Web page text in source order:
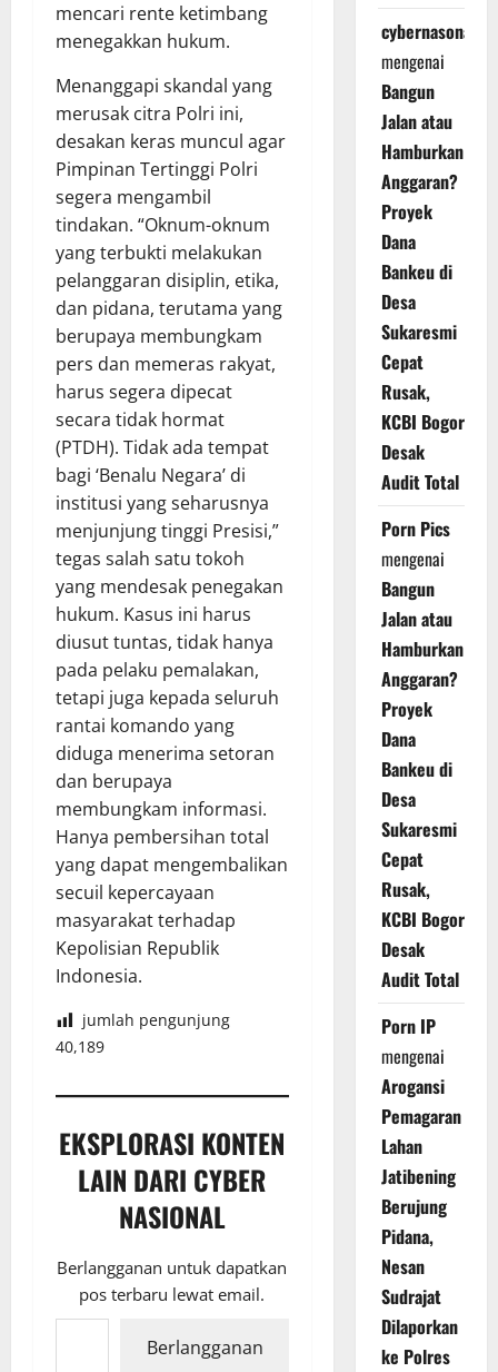
mencari rente ketimbang
menegakkan hukum.
Menanggapi skandal yang
merusak citra Polri ini,
desakan keras muncul agar
Pimpinan Tertinggi Polri
segera mengambil
tindakan. “Oknum-oknum
yang terbukti melakukan
pelanggaran disiplin, etika,
dan pidana, terutama yang
berupaya membungkam
pers dan memeras rakyat,
harus segera dipecat
secara tidak hormat
(PTDH). Tidak ada tempat
bagi ‘Benalu Negara’ di
institusi yang seharusnya
menjunjung tinggi Presisi,”
tegas salah satu tokoh
yang mendesak penegakan
hukum. Kasus ini harus
diusut tuntas, tidak hanya
pada pelaku pemalakan,
tetapi juga kepada seluruh
rantai komando yang
diduga menerima setoran
dan berupaya
membungkam informasi.
Hanya pembersihan total
yang dapat mengembalikan
secuil kepercayaan
masyarakat terhadap
Kepolisian Republik
Indonesia.
jumlah pengunjung
40,189
EKSPLORASI KONTEN
LAIN DARI CYBER
NASIONAL
Berlangganan untuk dapatkan
pos terbaru lewat email.
Ketikkan email Anda...
Berlangganan
cybernasonal
mengenai
Bangun
Jalan atau
Hamburkan
Anggaran?
Proyek
Dana
Bankeu di
Desa
Sukaresmi
Cepat
Rusak,
KCBI Bogor
Desak
Audit Total
Porn Pics
mengenai
Bangun
Jalan atau
Hamburkan
Anggaran?
Proyek
Dana
Bankeu di
Desa
Sukaresmi
Cepat
Rusak,
KCBI Bogor
Desak
Audit Total
Porn IP
mengenai
Arogansi
Pemagaran
Lahan
Jatibening
Berujung
Pidana,
Nesan
Sudrajat
Dilaporkan
ke Polres